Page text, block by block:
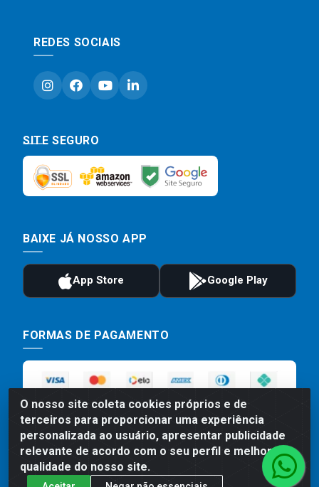
O nosso site coleta cookies próprios e de
terceiros para proporcionar uma experiência
personalizada ao usuário, apresentar publicidade
relevante de acordo com o seu perfil e melhorar a
qualidade do nosso site.
REDES SOCIAIS
SITE SEGURO
BAIXE JÁ NOSSO APP
FORMAS DE PAGAMENTO
Preços, promoções, condições de pagamento e frete são válidos